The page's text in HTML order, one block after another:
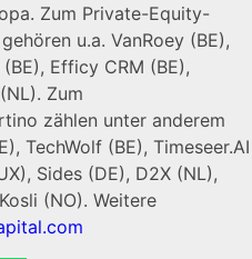
Zum Private-Equity-
u.a. VanRoey (BE),
Efficy CRM (BE),
Zum
zählen unter anderem
TechWolf (BE), Timeseer.AI
Sides (DE), D2X (NL),
(NO). Weitere